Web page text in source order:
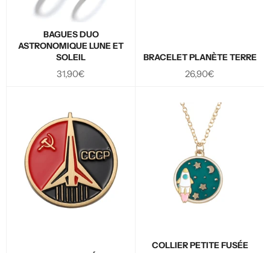
BAGUES DUO
ASTRONOMIQUE LUNE ET
SOLEIL
Prix
31,90€
BRACELET PLANÈTE TERRE
Prix
26,90€
COLLIER PETITE FUSÉE